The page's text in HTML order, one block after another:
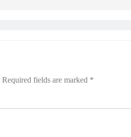
Required fields are marked *